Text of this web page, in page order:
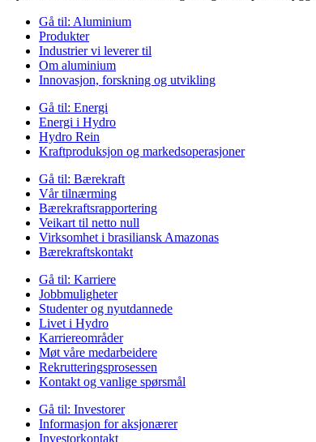
Gå til: Aluminium
Produkter
Industrier vi leverer til
Om aluminium
Innovasjon, forskning og utvikling
Gå til: Energi
Energi i Hydro
Hydro Rein
Kraftproduksjon og markedsoperasjoner
Gå til: Bærekraft
Vår tilnærming
Bærekraftsrapportering
Veikart til netto null
Virksomhet i brasiliansk Amazonas
Bærekraftskontakt
Gå til: Karriere
Jobbmuligheter
Studenter og nyutdannede
Livet i Hydro
Karriereområder
Møt våre medarbeidere
Rekrutteringsprosessen
Kontakt og vanlige spørsmål
Gå til: Investorer
Informasjon for aksjonærer
Investorkontakt